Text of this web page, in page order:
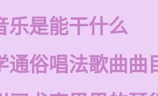
乐是能干什么
通俗唱法歌曲曲